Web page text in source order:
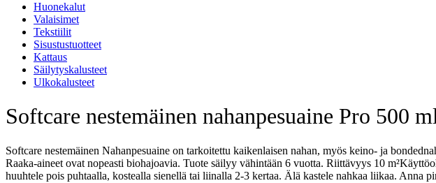
Huonekalut
Valaisimet
Tekstiilit
Sisustustuotteet
Kattaus
Säilytyskalusteet
Ulkokalusteet
Softcare nestemäinen nahanpesuaine Pro 500
Softcare nestemäinen Nahanpesuaine on tarkoitettu kaikenlaisen nahan, myös keino- ja
Raaka-aineet ovat nopeasti biohajoavia. Tuote säilyy vähintään 6 vuotta. Riittävyys 10
huuhtele pois puhtaalla, kostealla sienellä tai liinalla 2-3 kertaa. Älä kastele nahkaa liikaa. Anna